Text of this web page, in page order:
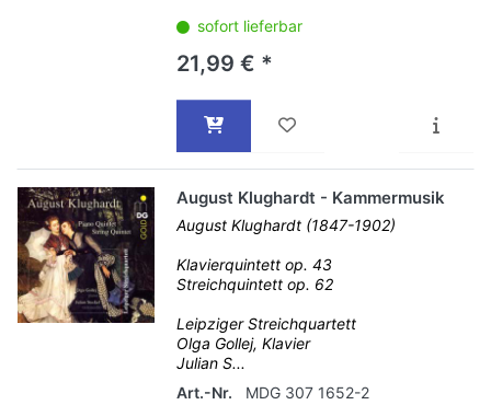
sofort lieferbar
21,99 € *
August Klughardt - Kammermusik
August Klughardt (1847-1902)
Klavierquintett op. 43
Streichquintett op. 62
Leipziger Streichquartett
Olga Gollej, Klavier
Julian S...
Art.-Nr.
MDG 307 1652-2